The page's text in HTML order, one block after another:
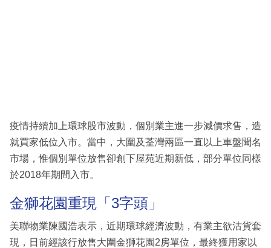
疫情持續加上環球股市波動，個別業主進一步減價求售，造
就買家低位入市。當中，大圍及荃灣兩區一直以上車盤聞名
市場，惟個別單位放售卻創下屋苑近期新低，部分單位同樣
於2018年期間入市。
金獅花園重現「3字頭」
美聯物業陳國浩表示，近期環球經濟波動，有業主欲沽貨套
現，日前經該行放售大圍金獅花園2房單位，最終獲用家以